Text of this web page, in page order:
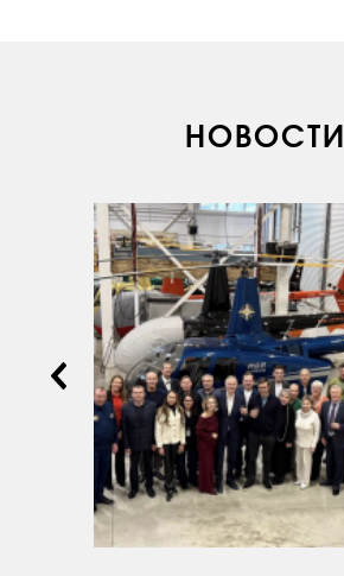
О КОМПАНИИ
ВАКАНСИИ
ДОКУМЕНТЫ
ВНУТРЕННИЕ
ДОКУМЕНТЫ
КОМПАНИИ
АВИАПАРК
НОВОСТИ